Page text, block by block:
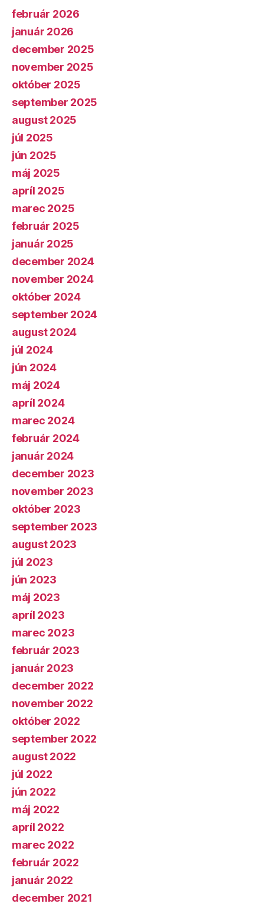
február 2026
január 2026
december 2025
november 2025
október 2025
september 2025
august 2025
júl 2025
jún 2025
máj 2025
apríl 2025
marec 2025
február 2025
január 2025
december 2024
november 2024
október 2024
september 2024
august 2024
júl 2024
jún 2024
máj 2024
apríl 2024
marec 2024
február 2024
január 2024
december 2023
november 2023
október 2023
september 2023
august 2023
júl 2023
jún 2023
máj 2023
apríl 2023
marec 2023
február 2023
január 2023
december 2022
november 2022
október 2022
september 2022
august 2022
júl 2022
jún 2022
máj 2022
apríl 2022
marec 2022
február 2022
január 2022
december 2021